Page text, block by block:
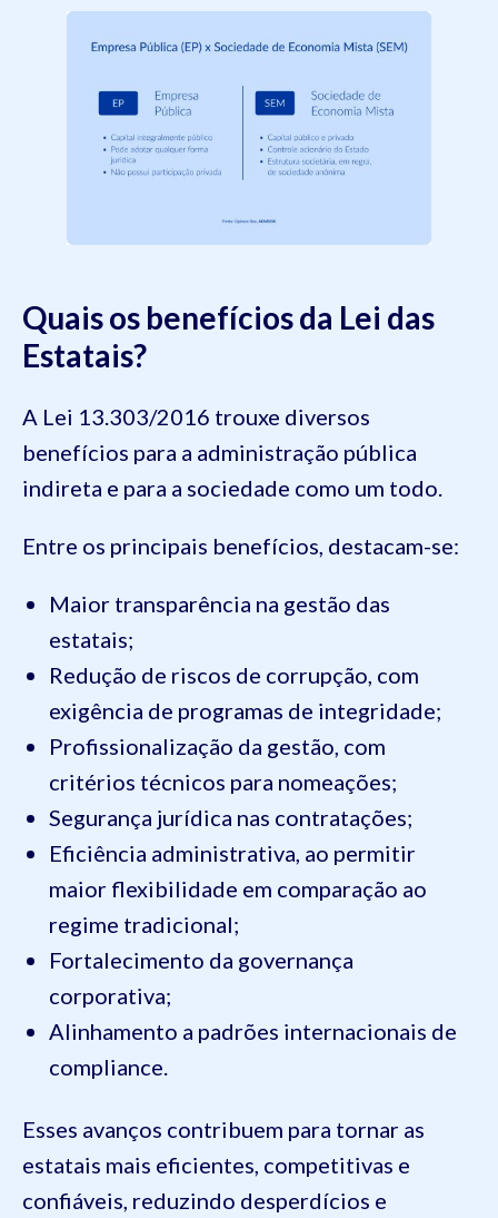
Quais os benefícios da Lei das
Estatais?
A Lei 13.303/2016 trouxe diversos
benefícios para a administração pública
indireta e para a sociedade como um todo.
Entre os principais benefícios, destacam-se:
Maior transparência na gestão das
estatais;
Redução de riscos de corrupção, com
exigência de programas de integridade;
Profissionalização da gestão, com
critérios técnicos para nomeações;
Segurança jurídica nas contratações;
Eficiência administrativa, ao permitir
maior flexibilidade em comparação ao
regime tradicional;
Fortalecimento da governança
corporativa;
Alinhamento a padrões internacionais de
compliance.
Esses avanços contribuem para tornar as
estatais mais eficientes, competitivas e
confiáveis, reduzindo desperdícios e